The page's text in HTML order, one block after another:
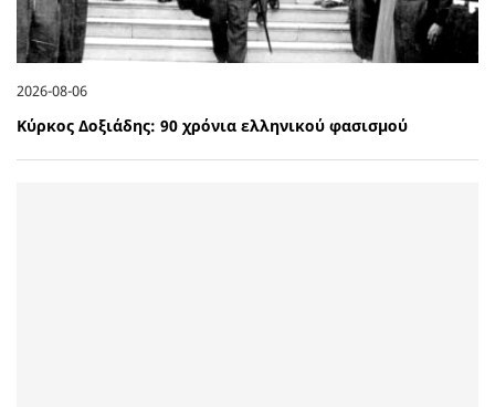
2026-08-06
Κύρκος Δοξιάδης: 90 χρόνια ελληνικού φασισμού